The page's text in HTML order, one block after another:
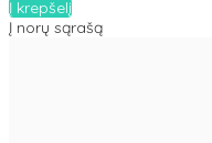
Į krepšelį
Į norų sąrašą